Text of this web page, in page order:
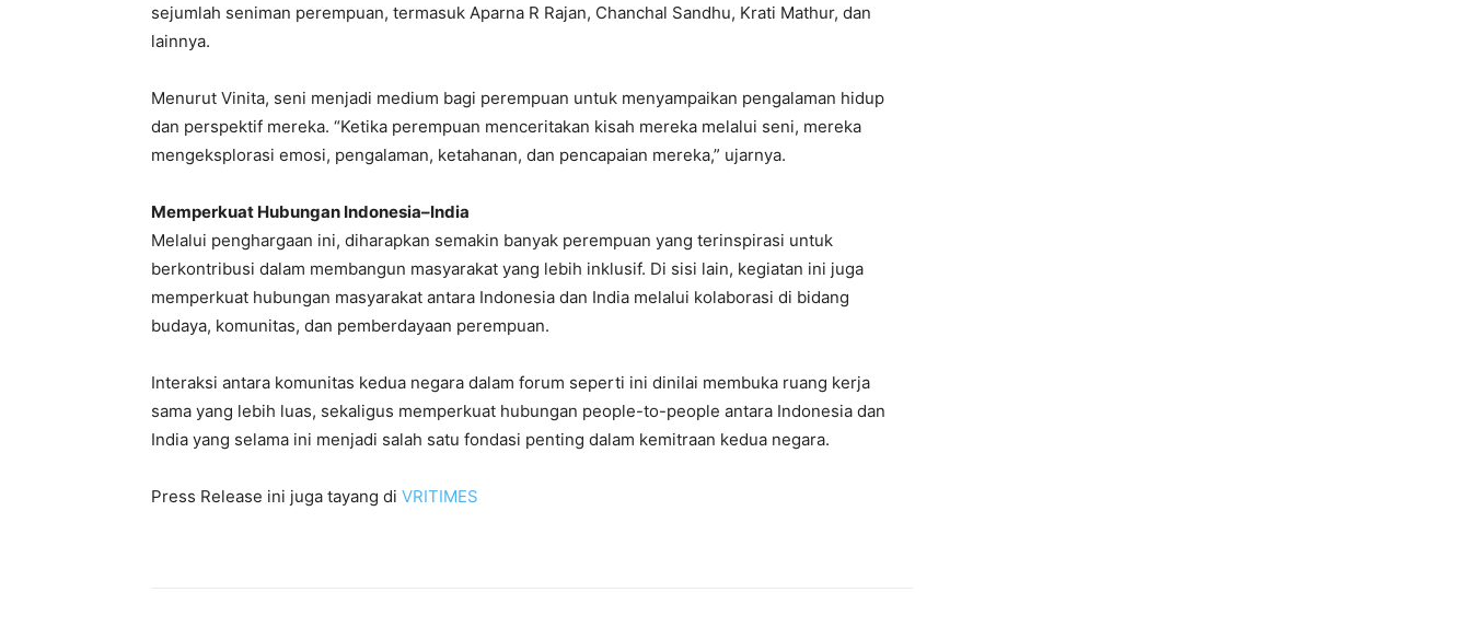
sejumlah seniman perempuan, termasuk Aparna R Rajan, Chanchal Sandhu, Krati Mathur, dan
lainnya.
Menurut Vinita, seni menjadi medium bagi perempuan untuk menyampaikan pengalaman hidup
dan perspektif mereka. “Ketika perempuan menceritakan kisah mereka melalui seni, mereka
mengeksplorasi emosi, pengalaman, ketahanan, dan pencapaian mereka,” ujarnya.
Memperkuat Hubungan Indonesia–India
Melalui penghargaan ini, diharapkan semakin banyak perempuan yang terinspirasi untuk
berkontribusi dalam membangun masyarakat yang lebih inklusif. Di sisi lain, kegiatan ini juga
memperkuat hubungan masyarakat antara Indonesia dan India melalui kolaborasi di bidang
budaya, komunitas, dan pemberdayaan perempuan.
Interaksi antara komunitas kedua negara dalam forum seperti ini dinilai membuka ruang kerja
sama yang lebih luas, sekaligus memperkuat hubungan people-to-people antara Indonesia dan
India yang selama ini menjadi salah satu fondasi penting dalam kemitraan kedua negara.
Press Release ini juga tayang di VRITIMES